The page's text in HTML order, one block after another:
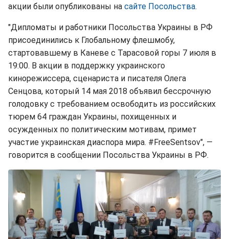
акции были опубликованы на сайте Посольства.
"Дипломаты и работники Посольства Украины в РФ
присоединились к Глобальному флешмобу,
стартовавшему в Каневе с Тарасовой горы 7 июля в
19:00. В акции в поддержку украинского
кинорежиссера, сценариста и писателя Олега
Сенцова, который 14 мая 2018 объявил бессрочную
голодовку с требованием освободить из российских
тюрем 64 граждан Украины, похищенных и
осужденных по политическим мотивам, примет
участие украинская диаспора мира. #FreeSentsov", —
говорится в сообщении Посольства Украины в РФ.